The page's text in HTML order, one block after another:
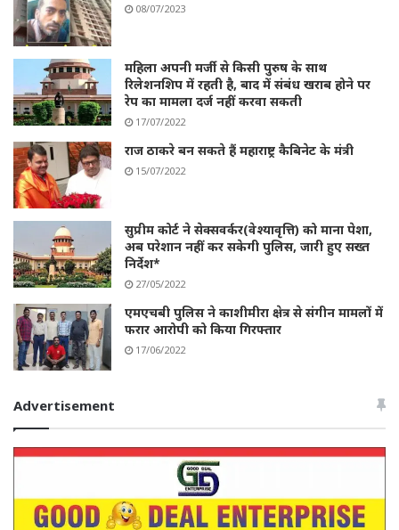
08/07/2023
महिला अपनी मर्जी से किसी पुरुष के साथ
रिलेशनशिप में रहती है, बाद में संबंध खराब होने पर
रेप का मामला दर्ज नहीं करवा सकती
17/07/2022
राज ठाकरे बन सकते हैं महाराष्ट्र कैबिनेट के मंत्री
15/07/2022
सुप्रीम कोर्ट ने सेक्सवर्कर(वेश्यावृत्ति) को माना पेशा,
अब परेशान नहीं कर सकेगी पुलिस, जारी हुए सख्त
निर्देश*
27/05/2022
एमएचबी पुलिस ने काशीमीरा क्षेत्र से संगीन मामलों में
फरार आरोपी को किया गिरफ्तार
17/06/2022
Advertisement